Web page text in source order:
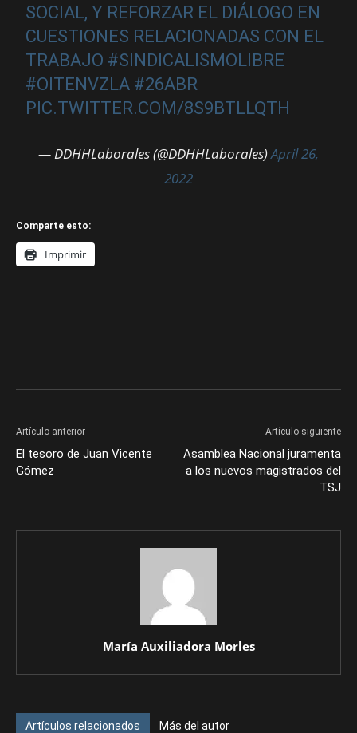
SOCIAL, Y REFORZAR EL DIÁLOGO EN
CUESTIONES RELACIONADAS CON EL
TRABAJO #SINDICALISMOLIBRE
#OITENVZLA #26ABR
PIC.TWITTER.COM/8S9BTLLQTH
— DDHHLaborales (@DDHHLaborales)April 26,
2022
Comparte esto:
Imprimir
Artículo anterior
El tesoro de Juan Vicente
Gómez
Artículo siguiente
Asamblea Nacional juramenta
a los nuevos magistrados del
TSJ
María Auxiliadora Morles
Artículos relacionados Más del autor